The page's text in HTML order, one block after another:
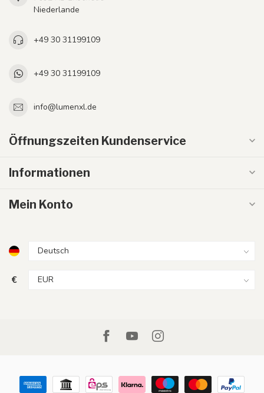
Niederlande
+49 30 31199109
+49 30 31199109
info@lumenxl.de
Öffnungszeiten Kundenservice
Informationen
Mein Konto
€